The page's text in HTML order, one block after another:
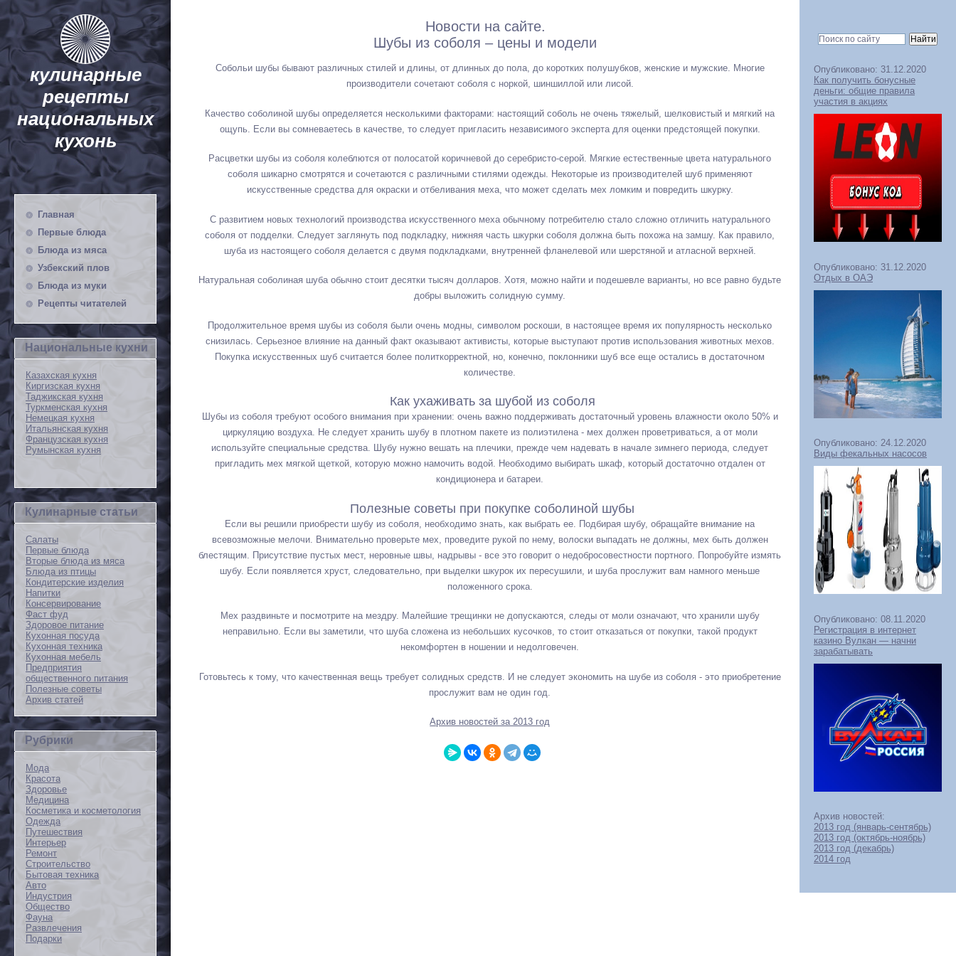
кулинарные
рецепты
национальных
кухонь
Главная
Первые блюда
Блюда из мяса
Узбекский плов
Блюда из муки
Рецепты читателей
Национальные кухни
Казахская кухня
Киргизская кухня
Таджикская кухня
Туркменская кухня
Немецкая кухня
Итальянская кухня
Французская кухня
Румынская кухня
Кулинарные статьи
Салаты
Первые блюда
Вторые блюда из мяса
Блюда из птицы
Кондитерские изделия
Напитки
Консервирование
Фаст фуд
Здоровое питание
Кухонная посуда
Кухонная техника
Кухонная мебель
Предприятия
общественного питания
Полезные советы
Архив статей
Рубрики
Мода
Красота
Здоровье
Медицина
Косметика и косметология
Одежда
Путешествия
Интерьер
Ремонт
Строительство
Бытовая техника
Авто
Индустрия
Общество
Фауна
Развлечения
Подарки
Опубликовано: 31.12.2020
Как получить бонусные
деньги: общие правила
участия в акциях
Опубликовано: 31.12.2020
Отдых в ОАЭ
Опубликовано: 24.12.2020
Виды фекальных насосов
Опубликовано: 08.11.2020
Регистрация в интернет
казино Вулкан — начни
зарабатывать
Архив новостей:
2013 год (январь-сентябрь)
2013 год (октябрь-ноябрь)
2013 год (декабрь)
2014 год
Новости на сайте.
Шубы из соболя – цены и модели
Собольи шубы бывают различных стилей и длины, от длинных до пола, до коротких полушубков, женские и мужские. Многие
производители сочетают соболя с норкой, шиншиллой или лисой.
Качество соболиной шубы определяется несколькими факторами: настоящий соболь не очень тяжелый, шелковистый и мягкий на
ощупь. Если вы сомневаетесь в качестве, то следует пригласить независимого эксперта для оценки предстоящей покупки.
Расцветки шубы из соболя колеблются от полосатой коричневой до серебристо-серой. Мягкие естественные цвета натурального
соболя шикарно смотрятся и сочетаются с различными стилями одежды. Некоторые из производителей шуб применяют
искусственные средства для окраски и отбеливания меха, что может сделать мех ломким и повредить шкурку.
С развитием новых технологий производства искусственного меха обычному потребителю стало сложно отличить натурального
соболя от подделки. Следует заглянуть под подкладку, нижняя часть шкурки соболя должна быть похожа на замшу. Как правило,
шуба из настоящего соболя делается с двумя подкладками, внутренней фланелевой или шерстяной и атласной верхней.
Натуральная соболиная шуба обычно стоит десятки тысяч долларов. Хотя, можно найти и подешевле варианты, но все равно будьте
добры выложить солидную сумму.
Продолжительное время шубы из соболя были очень модны, символом роскоши, в настоящее время их популярность несколько
снизилась. Серьезное влияние на данный факт оказывают активисты, которые выступают против использования животных мехов.
Покупка искусственных шуб считается более политкорректной, но, конечно, поклонники шуб все еще остались в достаточном
количестве.
Как ухаживать за шубой из соболя
Шубы из соболя требуют особого внимания при хранении: очень важно поддерживать достаточный уровень влажности около 50% и
циркуляцию воздуха. Не следует хранить шубу в плотном пакете из полиэтилена - мех должен проветриваться, а от моли
используйте специальные средства. Шубу нужно вешать на плечики, прежде чем надевать в начале зимнего периода, следует
пригладить мех мягкой щеткой, которую можно намочить водой. Необходимо выбирать шкаф, который достаточно отдален от
кондиционера и батареи.
Полезные советы при покупке соболиной шубы
Если вы решили приобрести шубу из соболя, необходимо знать, как выбрать ее. Подбирая шубу, обращайте внимание на
всевозможные мелочи. Внимательно проверьте мех, проведите рукой по нему, волоски выпадать не должны, мех быть должен
блестящим. Присутствие пустых мест, неровные швы, надрывы - все это говорит о недобросовестности портного. Попробуйте измять
шубу. Если появляется хруст, следовательно, при выделки шкурок их пересушили, и шуба прослужит вам намного меньше
положенного срока.
Мех раздвиньте и посмотрите на мездру. Малейшие трещинки не допускаются, следы от моли означают, что хранили шубу
неправильно. Если вы заметили, что шуба сложена из небольших кусочков, то стоит отказаться от покупки, такой продукт
некомфортен в ношении и недолговечен.
Готовьтесь к тому, что качественная вещь требует солидных средств. И не следует экономить на шубе из соболя - это приобретение
прослужит вам не один год.
Архив новостей за 2013 год